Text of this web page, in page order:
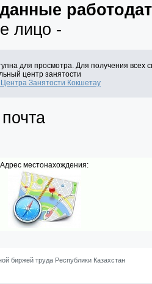
лицо -
для просмотра. Для получения всех
центр занятости
Занятости Кокшетау
Адрес местонахождения:
биржей труда Республики Казахстан